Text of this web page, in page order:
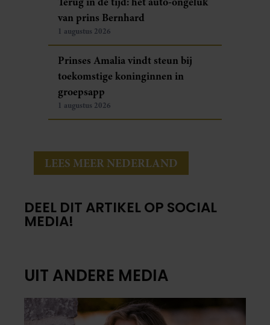
van prins Bernhard
1 augustus 2026
Prinses Amalia vindt steun bij
toekomstige koninginnen in
groepsapp
1 augustus 2026
LEES MEER NEDERLAND
DEEL DIT ARTIKEL OP SOCIAL
MEDIA!
UIT ANDERE MEDIA